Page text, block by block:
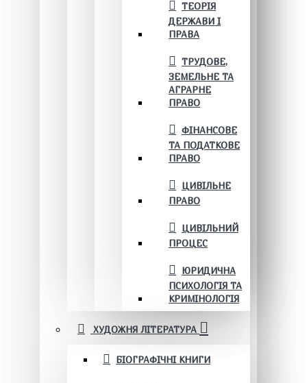
ТЕОРІЯ
ДЕРЖАВИ І
ПРАВА
ТРУДОВЕ,
ЗЕМЕЛЬНЕ ТА
АГРАРНЕ
ПРАВО
ФІНАНСОВЕ
ТА ПОДАТКОВЕ
ПРАВО
ЦИВІЛЬНЕ
ПРАВО
ЦИВІЛЬНИЙ
ПРОЦЕС
ЮРИДИЧНА
ПСИХОЛОГІЯ ТА
КРИМІНОЛОГІЯ
ХУДОЖНЯ ЛІТЕРАТУРА
БІОГРАФІЧНІ КНИГИ